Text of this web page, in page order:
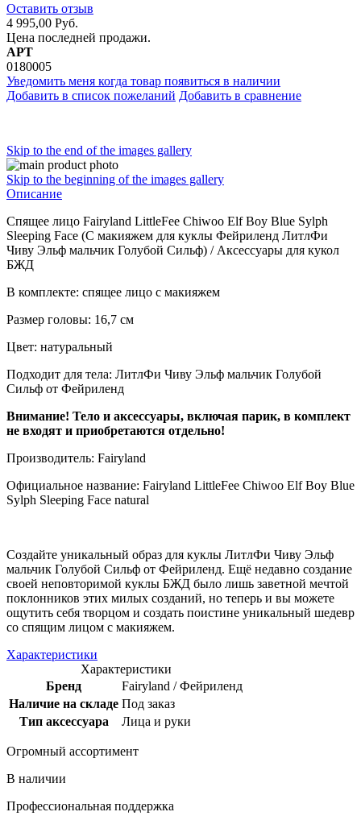
Оставить отзыв
4 995,00 Руб.
Цена последней продажи.
АРТ
0180005
Уведомить меня когда товар появиться в наличии
Добавить в список пожеланий Добавить в сравнение
Skip to the end of the images gallery
Skip to the beginning of the images gallery
Описание
Спящее лицо Fairyland LittleFee Chiwoo Elf Boy Blue Sylph
Sleeping Face (С макияжем для куклы Фейриленд ЛитлФи
Чиву Эльф мальчик Голубой Сильф) / Аксессуары для кукол
БЖД
В комплекте: спящее лицо с макияжем
Размер головы: 16,7 см
Цвет: натуральный
Подходит для тела: ЛитлФи Чиву Эльф мальчик Голубой
Сильф от Фейриленд
Внимание! Тело и аксессуары, включая парик, в комплект
не входят и приобретаются отдельно!
Производитель: Fairyland
Официальное название: Fairyland LittleFee Chiwoo Elf Boy Blue
Sylph Sleeping Face natural
Создайте уникальный образ для куклы ЛитлФи Чиву Эльф
мальчик Голубой Сильф от Фейриленд. Ещё недавно создание
своей неповторимой куклы БЖД было лишь заветной мечтой
поклонников этих милых созданий, но теперь и вы можете
ощутить себя творцом и создать поистине уникальный шедевр
со спящим лицом с макияжем.
Характеристики
Характеристики
Бренд
Fairyland / Фейриленд
Наличие на складе Под заказ
Тип аксессуара
Лица и руки
Огромный ассортимент
В наличии
Профессиональная поддержка